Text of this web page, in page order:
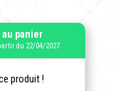
panier
du 22/04/2027
produit !